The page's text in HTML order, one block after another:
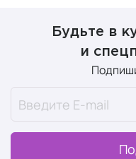
Будьте в
и